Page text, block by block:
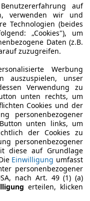
(2018/03 - 2019/07)▼
auf
verwenden wir und
Technologien (beides
„Cookies"), um
Daten (z.B.
zuzugreifen.
Werbung
auszuspielen, unser
Verwendung zu
unten rechts, um
Cookies und der
personenbezogener
unten links, um
der Cookies zu
personenbezogener
diese auf Grundlage
Einwilligung umfasst
personenbezogener
nach Art. 49 (1) (a)
erteilen, klicken